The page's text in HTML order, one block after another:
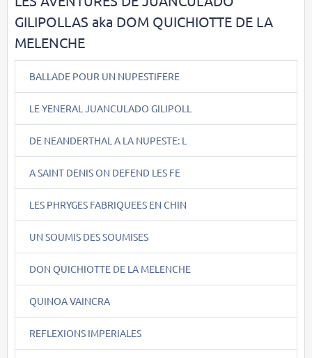
GILIPOLLAS aka DOM QUICHIOTTE DE LA
MELENCHE
BALLADE POUR UN NUPESTIFERE
LE YENERAL JUANCULADO GILIPOLL
DE NEANDERTHAL A LA NUPESTE: L
A SAINT DENIS ON DEFEND LES FE
LES PHRYGES FABRIQUEES EN CHIN
UN SOUMIS DES SOUMISES
DON QUICHIOTTE DE LA MELENCHE
QUINOA VAINCRA
REFLEXIONS IMPERIALES